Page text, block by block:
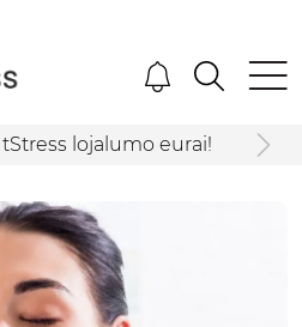
lojalumo eurai!